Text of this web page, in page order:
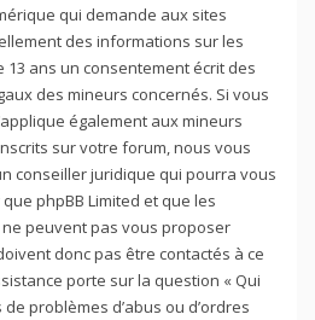
qui demande aux sites
des informations sur les
ans un consentement écrit des
des mineurs concernés. Si vous
également aux mineurs
sur votre forum, nous vous
conseiller juridique qui pourra vous
phpBB Limited et que les
peuvent pas vous proposer
donc pas être contactés à ce
porte sur la question « Qui
problèmes d’abus ou d’ordres